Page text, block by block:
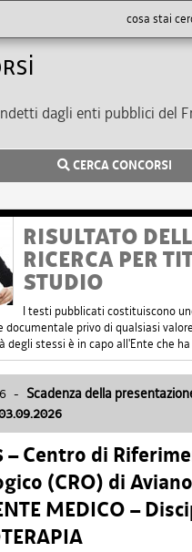
dagli enti pubblici del
CERCA CONCORSI
RISULTATO
RICERCA PER
STUDIO
I testi pubblicati costituiscono
documentale privo di qualsiasi
degli stessi è in capo all'Ente che
- Scadenza della
– Centro di
(CRO) di
MEDICO –